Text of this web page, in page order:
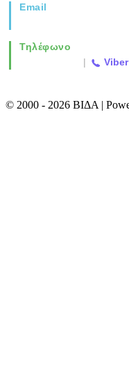
Email
Τηλέφωνο
| Viber
© 2000 - 2026 ΒΙΔΑ |